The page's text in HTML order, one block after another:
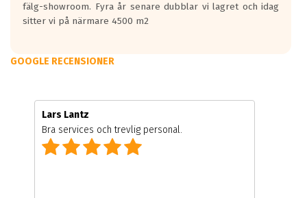
fälg-showroom. Fyra år senare dubblar vi lagret och idag
sitter vi på närmare 4500 m2
GOOGLE RECENSIONER
Lars Lantz
Bra services och trevlig personal.